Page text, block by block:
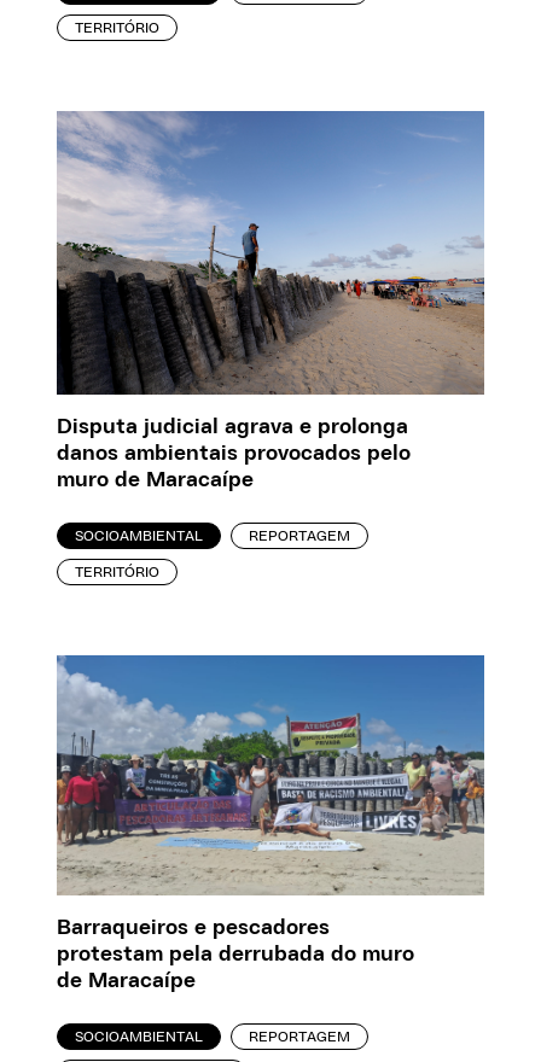
TERRITÓRIO
Disputa judicial agrava e prolonga
danos ambientais provocados pelo
muro de Maracaípe
SOCIOAMBIENTAL REPORTAGEM
TERRITÓRIO
Barraqueiros e pescadores
protestam pela derrubada do muro
de Maracaípe
SOCIOAMBIENTAL REPORTAGEM